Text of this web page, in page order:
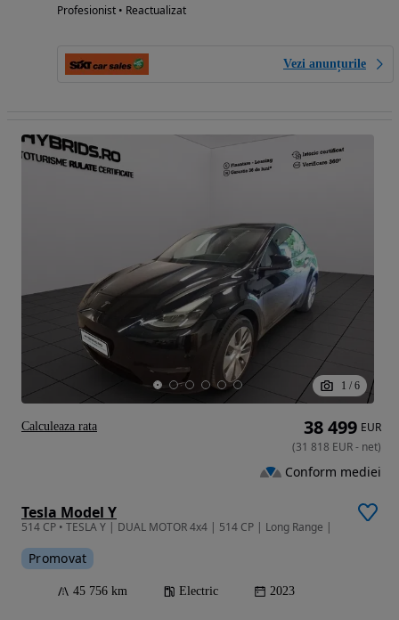
Profesionist • Reactualizat
Vezi anunțurile
1 / 6
Tesla Model Y
514 CP • TESLA Y | DUAL MOTOR 4x4 | 514 CP | Long Range |
Promovat
45 756 km Electric 2023
38 499 EUR
(31 818 EUR- net)
Conform mediei
Calculeaza rata